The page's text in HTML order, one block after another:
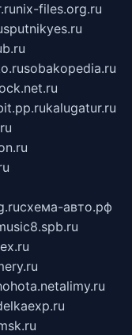
nix-files.org.ru
sputnikyes.ru
sobakopedia.ru
kalugatur.ru
схема-авто.рф
alimy.ru